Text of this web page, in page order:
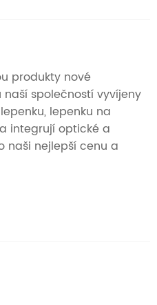
produkty nové
společností vyvíjeny
lepenku na
integrují optické a
naši nejlepší cenu a